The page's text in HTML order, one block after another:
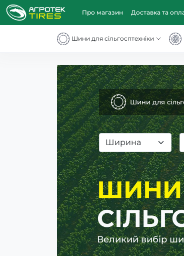
Про магазин Доставка та
Шини для сільгосптехніки
ШИНИ
Великий вибір
Шини для
Ширина